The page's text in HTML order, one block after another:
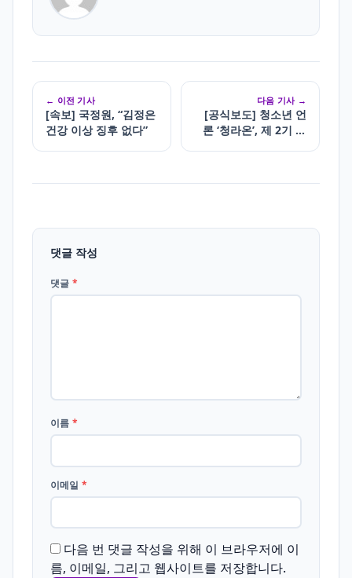
← 이전 기사
[속보] 국정원, “김정은
건강 이상 징후 없다”
다음 기사 →
[공식보도] 청소년 언
론 ‘청라온’, 제 2기 청
댓글 작성
댓글 *
이름 *
이메일 *
다음 번 댓글 작성을 위해 이 브라우저에 이
름, 이메일, 그리고 웹사이트를 저장합니다.